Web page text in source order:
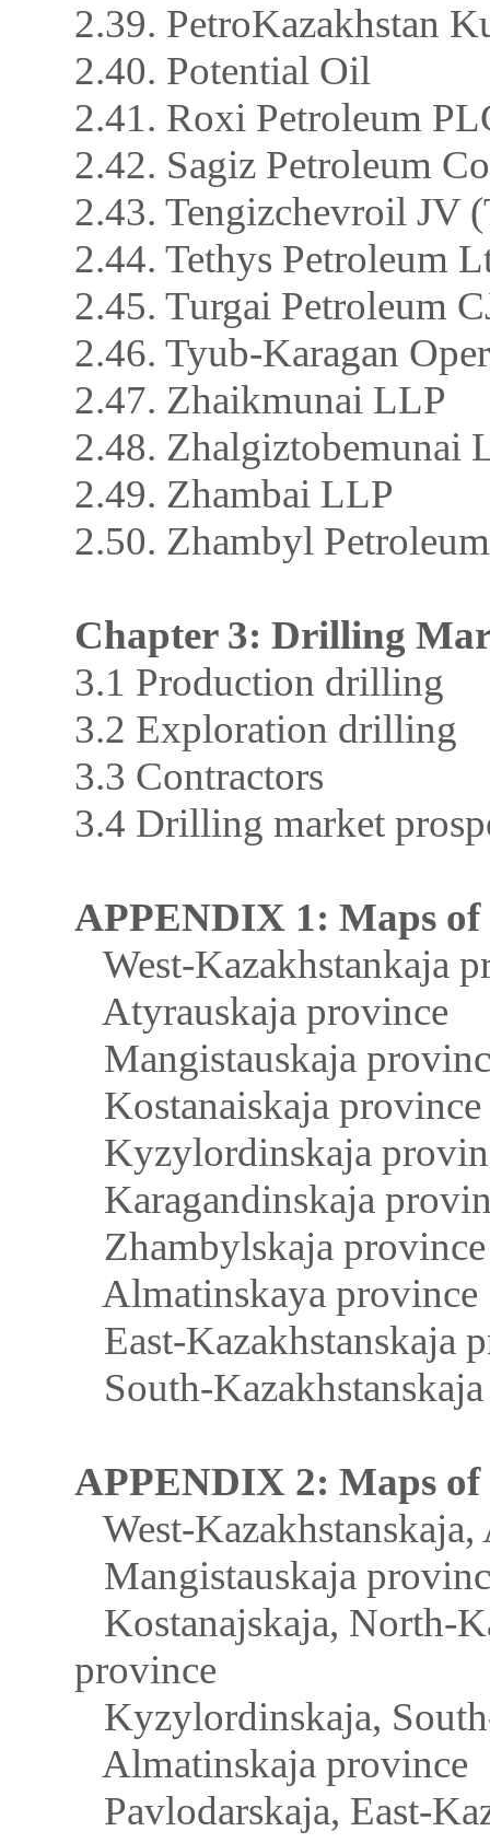
2.39. PetroKazakhstan
2.40. Potential Oil
2.41. Roxi Petroleum
2.42. Sagiz Petroleum Co
2.43. Tengizchevroil JV
2.44. Tethys Petroleum
2.45. Turgai Petroleum
2.46. Tyub-Karagan
2.47. Zhaikmunai LLP
2.48. Zhalgiztobemunai
2.49. Zhambai LLP
2.50. Zhambyl
Chapter 3: Drilling
3.1 Production drilling
3.2 Exploration drilling
3.3 Contractors
3.4 Drilling market
APPENDIX 1: Maps of
West-Kazakhstankaja
Atyrauskaja province
Mangistauskaja
Kostanaiskaja province
Kyzylordinskaja
Karagandinskaja
Zhambylskaja province
Almatinskaya province
East-Kazakhstanskaja
South-
APPENDIX 2: Maps of
West-
Mangistauskaja
Kostanajskaja, North-
province
Kyzylordinskaja,
Almatinskaja province
Pavlodarskaja, East-